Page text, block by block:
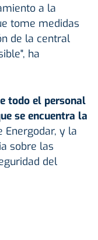
a la
tome medidas
de la central
ha
todo el personal
se encuentra la
Energodar, y la
sobre las
del